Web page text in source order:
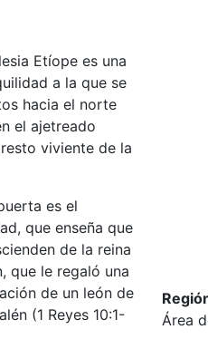
Etíope es una
a la que se
hacia el norte
el ajetreado
viviente de la
es el
que enseña que
de la reina
que le regaló una
de un león de
(1 Reyes 10:1-
Área